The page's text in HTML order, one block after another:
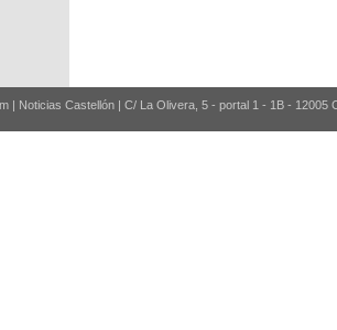
| Noticias Castellón | C/ La Olivera, 5 - portal 1 - 1B - 12005